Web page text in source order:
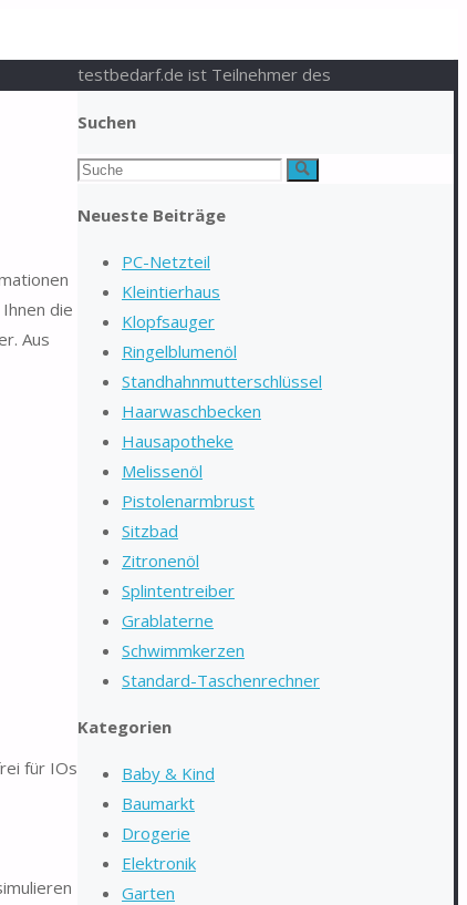
die
Aus
für IOs
Suchen
Suchen
Suche
Neueste Beiträge
PC-Netzteil
Kleintierhaus
Klopfsauger
Ringelblumenöl
Standhahnmutterschlüssel
Haarwaschbecken
Hausapotheke
Melissenöl
Pistolenarmbrust
Sitzbad
Zitronenöl
Splintentreiber
Grablaterne
Schwimmkerzen
Standard-Taschenrechner
Kategorien
Baby & Kind
Baumarkt
Drogerie
Elektronik
Garten
testbedarf.de ist Teilnehmer des